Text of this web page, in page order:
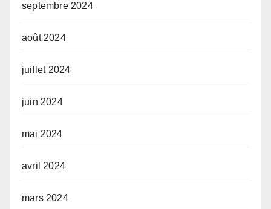
septembre 2024
août 2024
juillet 2024
juin 2024
mai 2024
avril 2024
mars 2024